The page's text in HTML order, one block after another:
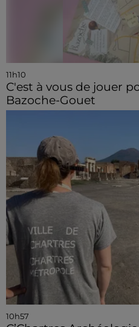
11h10
C'est à vous de jouer
Bazoche-Gouet
10h57